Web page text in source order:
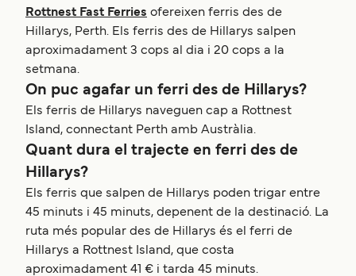
Rottnest Fast Ferries ofereixen ferris des de
Hillarys, Perth. Els ferris des de Hillarys salpen
aproximadament 3 cops al dia i 20 cops a la
setmana.
On puc agafar un ferri des de Hillarys?
Els ferris de Hillarys naveguen cap a Rottnest
Island, connectant Perth amb Austràlia.
Quant dura el trajecte en ferri des de
Hillarys?
Els ferris que salpen de Hillarys poden trigar entre
45 minuts i 45 minuts, depenent de la destinació. La
ruta més popular des de Hillarys és el ferri de
Hillarys a Rottnest Island, que costa
aproximadament 41 € i tarda 45 minuts.